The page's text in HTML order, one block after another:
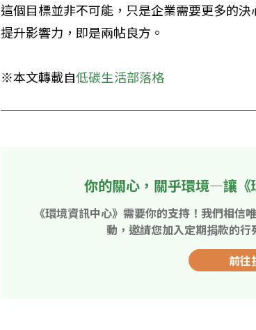
這個目標並非不可能，只是企業需要更多的
提升影響力，即是兩帖良方。
※本文轉載自低碳生活部落格
你的關心，關乎環境—讓《
《環境資訊中心》需要你的支持！我們相
動，邀請您加入定期捐款的行
前往